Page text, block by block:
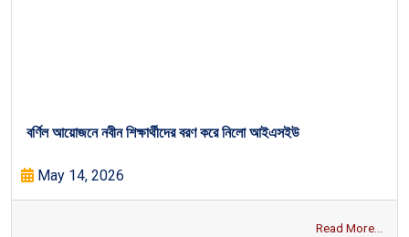
বর্ণিল আয়োজনে নবীন শিক্ষার্থীদের বরণ করে নিলো আইএসইউ
May 14, 2026
Read More...